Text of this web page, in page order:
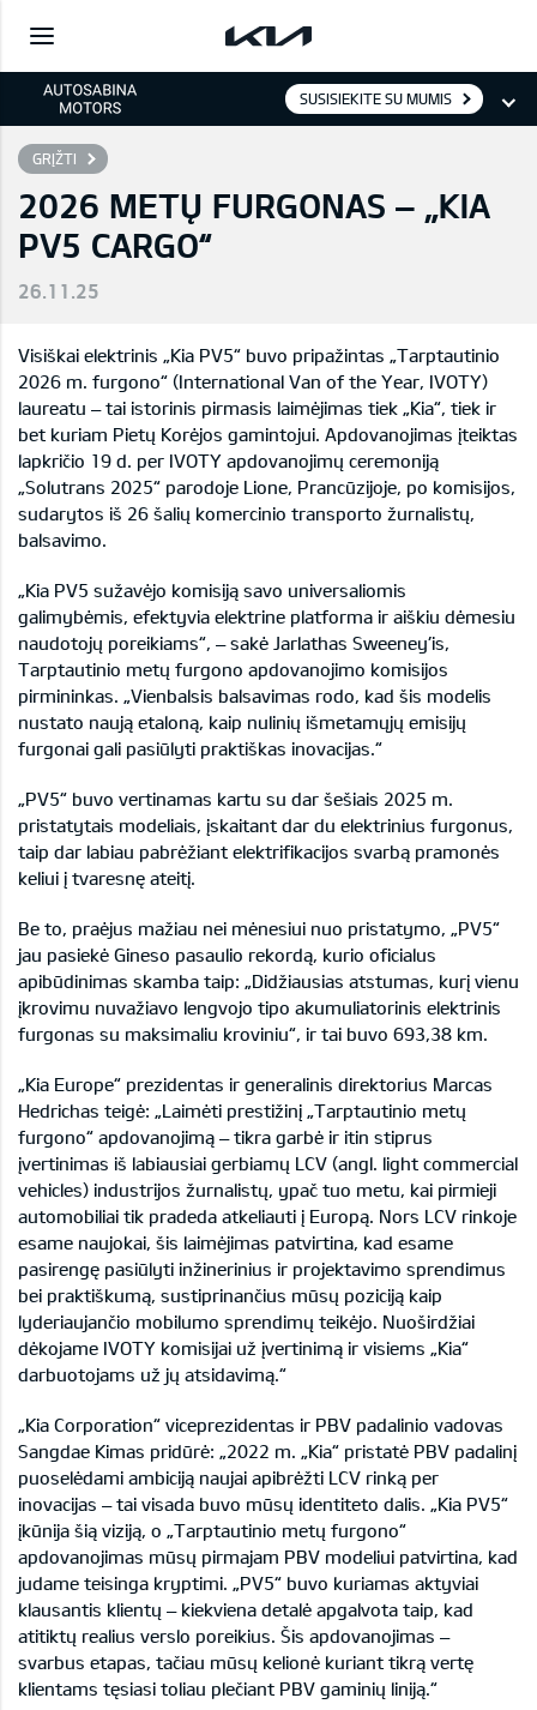
SUSISIEKITE SU MUMIS
GRĮŽTI
2026 METŲ FURGONAS – „KIA
PV5 CARGO“
26.11.25
Visiškai elektrinis „Kia PV5“ buvo pripažintas „Tarptautinio
2026 m. furgono“ (International Van of the Year, IVOTY)
laureatu – tai istorinis pirmasis laimėjimas tiek „Kia“, tiek ir
bet kuriam Pietų Korėjos gamintojui. Apdovanojimas įteiktas
lapkričio 19 d. per IVOTY apdovanojimų ceremoniją
„Solutrans 2025“ parodoje Lione, Prancūzijoje, po komisijos,
sudarytos iš 26 šalių komercinio transporto žurnalistų,
balsavimo.
„Kia PV5 sužavėjo komisiją savo universaliomis
galimybėmis, efektyvia elektrine platforma ir aiškiu dėmesiu
naudotojų poreikiams“, – sakė Jarlathas Sweeney’is,
Tarptautinio metų furgono apdovanojimo komisijos
pirmininkas. „Vienbalsis balsavimas rodo, kad šis modelis
nustato naują etaloną, kaip nulinių išmetamųjų emisijų
furgonai gali pasiūlyti praktiškas inovacijas.“
„PV5“ buvo vertinamas kartu su dar šešiais 2025 m.
pristatytais modeliais, įskaitant dar du elektrinius furgonus,
taip dar labiau pabrėžiant elektrifikacijos svarbą pramonės
keliui į tvaresnę ateitį.
Be to, praėjus mažiau nei mėnesiui nuo pristatymo, „PV5“
jau pasiekė Gineso pasaulio rekordą, kurio oficialus
apibūdinimas skamba taip: „Didžiausias atstumas, kurį vienu
įkrovimu nuvažiavo lengvojo tipo akumuliatorinis elektrinis
furgonas su maksimaliu kroviniu“, ir tai buvo 693,38 km.
„Kia Europe“ prezidentas ir generalinis direktorius Marcas
Hedrichas teigė: „Laimėti prestižinį „Tarptautinio metų
furgono“ apdovanojimą – tikra garbė ir itin stiprus
įvertinimas iš labiausiai gerbiamų LCV (angl. light commercial
vehicles) industrijos žurnalistų, ypač tuo metu, kai pirmieji
automobiliai tik pradeda atkeliauti į Europą. Nors LCV rinkoje
esame naujokai, šis laimėjimas patvirtina, kad esame
pasirengę pasiūlyti inžinerinius ir projektavimo sprendimus
bei praktiškumą, sustiprinančius mūsų poziciją kaip
lyderiaujančio mobilumo sprendimų teikėjo. Nuoširdžiai
dėkojame IVOTY komisijai už įvertinimą ir visiems „Kia“
darbuotojams už jų atsidavimą.“
„Kia Corporation“ viceprezidentas ir PBV padalinio vadovas
Sangdae Kimas pridūrė: „2022 m. „Kia“ pristatė PBV padalinį
puoselėdami ambiciją naujai apibrėžti LCV rinką per
inovacijas – tai visada buvo mūsų identiteto dalis. „Kia PV5“
įkūnija šią viziją, o „Tarptautinio metų furgono“
apdovanojimas mūsų pirmajam PBV modeliui patvirtina, kad
judame teisinga kryptimi. „PV5“ buvo kuriamas aktyviai
klausantis klientų – kiekviena detalė apgalvota taip, kad
atitiktų realius verslo poreikius. Šis apdovanojimas –
svarbus etapas, tačiau mūsų kelionė kuriant tikrą vertę
klientams tęsiasi toliau plečiant PBV gaminių liniją.“